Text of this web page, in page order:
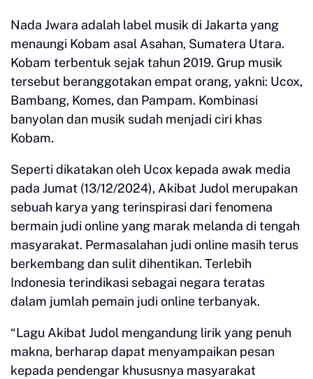
Nada Jwara adalah label musik di Jakarta yang
menaungi Kobam asal Asahan, Sumatera Utara.
Kobam terbentuk sejak tahun 2019. Grup musik
tersebut beranggotakan empat orang, yakni: Ucox,
Bambang, Komes, dan Pampam. Kombinasi
banyolan dan musik sudah menjadi ciri khas
Kobam.
Seperti dikatakan oleh Ucox kepada awak media
pada Jumat (13/12/2024), Akibat Judol merupakan
sebuah karya yang terinspirasi dari fenomena
bermain judi online yang marak melanda di tengah
masyarakat. Permasalahan judi online masih terus
berkembang dan sulit dihentikan. Terlebih
Indonesia terindikasi sebagai negara teratas
dalam jumlah pemain judi online terbanyak.
“Lagu Akibat Judol mengandung lirik yang penuh
makna, berharap dapat menyampaikan pesan
kepada pendengar khususnya masyarakat